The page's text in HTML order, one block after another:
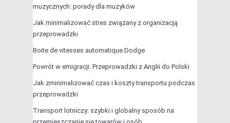
muzycznych: porady dla muzyków
Jak minimalizować stres związany z organizacją
przeprowadzki
Boite de vitesses automatique Dodge
Powrót w emigracji. Przeprowadzki z Anglii do Polski
Jak zminimalizować czas i koszty transportu podczas
przeprowadzki
Transport lotniczy: szybki i globalny sposób na